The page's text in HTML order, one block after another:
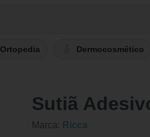
Ortopedia Dermocosmético
Sutiã
Marca: Ricca